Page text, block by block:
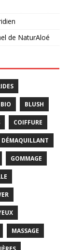
de NaturAloé
BIO BLUSH
COIFFURE
DÉMAQUILLANT
GOMMAGE
MASSAGE